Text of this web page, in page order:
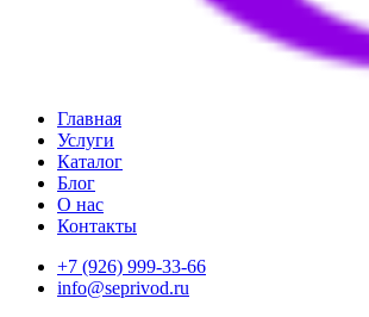
Главная
Услуги
Каталог
Блог
О нас
Контакты
+7 (926) 999-33-66
info@seprivod.ru